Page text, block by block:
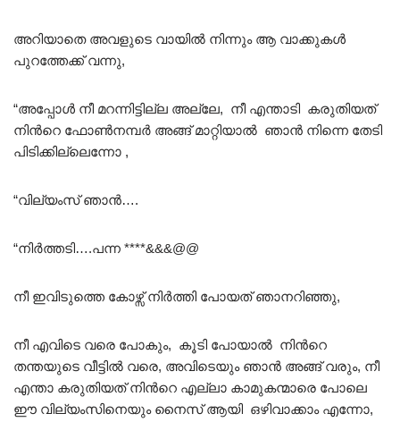
അറിയാതെ അവളുടെ വായിൽ നിന്നും ആ വാക്കുകൾ
പുറത്തേക്ക് വന്നു,
“അപ്പോൾ നീ മറന്നിട്ടില്ല അല്ലേ, നീ എന്താടി കരുതിയത്
നിൻറെ ഫോൺനമ്പർ അങ്ങ് മാറ്റിയാൽ ഞാൻ നിന്നെ തേടി
പിടിക്കില്ലെന്നോ ,
“വില്യംസ് ഞാൻ….
“നിർത്തടി….പന്ന ****&&&@@
നീ ഇവിടുത്തെ കോഴ്സ് നിർത്തി പോയത് ഞാനറിഞ്ഞു,
നീ എവിടെ വരെ പോകും, കൂടി പോയാൽ നിൻറെ
തന്തയുടെ വീട്ടിൽ വരെ, അവിടെയും ഞാൻ അങ്ങ് വരും, നീ
എന്താ കരുതിയത് നിൻറെ എല്ലാ കാമുകന്മാരെ പോലെ
ഈ വില്യംസിനെയും നൈസ് ആയി ഒഴിവാക്കാം എന്നോ,